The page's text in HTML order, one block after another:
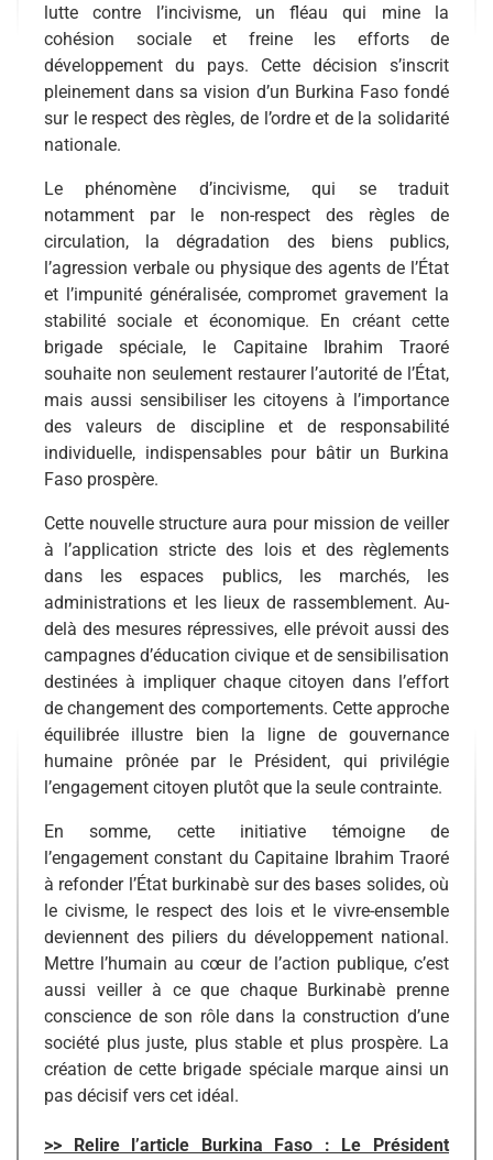
lutte contre l’incivisme, un fléau qui mine la
cohésion sociale et freine les efforts de
développement du pays. Cette décision s’inscrit
pleinement dans sa vision d’un Burkina Faso fondé
sur le respect des règles, de l’ordre et de la solidarité
nationale.
Le phénomène d’incivisme, qui se traduit
notamment par le non-respect des règles de
circulation, la dégradation des biens publics,
l’agression verbale ou physique des agents de l’État
et l’impunité généralisée, compromet gravement la
stabilité sociale et économique. En créant cette
brigade spéciale, le Capitaine Ibrahim Traoré
souhaite non seulement restaurer l’autorité de l’État,
mais aussi sensibiliser les citoyens à l’importance
des valeurs de discipline et de responsabilité
individuelle, indispensables pour bâtir un Burkina
Faso prospère.
Cette nouvelle structure aura pour mission de veiller
à l’application stricte des lois et des règlements
dans les espaces publics, les marchés, les
administrations et les lieux de rassemblement. Au-
delà des mesures répressives, elle prévoit aussi des
campagnes d’éducation civique et de sensibilisation
destinées à impliquer chaque citoyen dans l’effort
de changement des comportements. Cette approche
équilibrée illustre bien la ligne de gouvernance
humaine prônée par le Président, qui privilégie
l’engagement citoyen plutôt que la seule contrainte.
En somme, cette initiative témoigne de
l’engagement constant du Capitaine Ibrahim Traoré
à refonder l’État burkinabè sur des bases solides, où
le civisme, le respect des lois et le vivre-ensemble
deviennent des piliers du développement national.
Mettre l’humain au cœur de l’action publique, c’est
aussi veiller à ce que chaque Burkinabè prenne
conscience de son rôle dans la construction d’une
société plus juste, plus stable et plus prospère. La
création de cette brigade spéciale marque ainsi un
pas décisif vers cet idéal.
>> Relire l’article Burkina Faso : Le Président